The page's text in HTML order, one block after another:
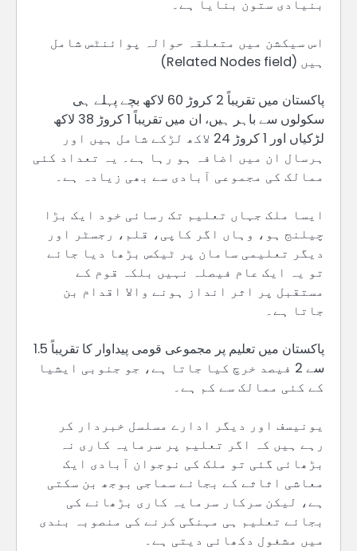
بنیادی ستون بنایا ہے۔
اس سیکشن میں متعلقہ حوالہ پوائنٹس شامل
ہیں (Related Nodes field)
پاکستان میں تقریباً 2 کروڑ 60 لاکھ بچے پہلے ہی
سکولوں سے باہر ہیں، ان میں تقریباً 1 کروڑ 38 لاکھ
لڑکیاں اور 1 کروڑ 24 لاکھ لڑکے شامل ہیں اور
ہرسال ان میں اضافہ ہو رہا ہے۔ یہ تعداد کئی
ممالک کی مجموعی آبادی سے بھی زیادہ ہے۔
ایسا ملک جہاں تعلیم تک رسائی خود ایک بڑا
چیلنج ہو، وہاں اگر کاپی، قلم، رجسٹر اور
دیگر تعلیمی سامان پر ٹیکس بڑھا دیا جائے
تو یہ ایک عام فیصلہ نہیں بلکہ قوم کے
مستقبل پر اثر انداز ہونے والا اقدام بن
جاتا ہے۔
پاکستان میں تعلیم پر مجموعی قومی پیداوار کا تقریباً 1.5
سے 2 فیصد خرچ کیا جاتا ہے، جو جنوبی ایشیا
کے کئی ممالک سے کم ہے۔
یونیسف اور دیگر ادارے مسلسل خبردار کر
رہے ہیں کہ اگر تعلیم پر سرمایہ کاری نہ
بڑھائی گئی تو ملک کی نوجوان آبادی ایک
معاشی اثاثے کے بجائے سماجی بوجھ بن سکتی
ہے، لیکن سرکار سرمایہ کاری بڑھانے کی
بجائے تعلیم ہی مہنگی کرنے کی منصوبہ بندی
میں مشغول دکھائی دیتی ہے۔